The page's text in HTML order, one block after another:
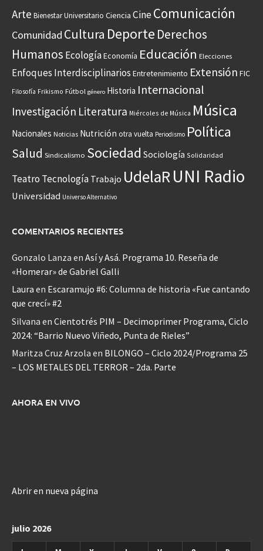
Arte Bienestar Universitario Ciencia CineComunicación
Comunidad Cultura Deporte Derechos
Humanos EcologíaEconomía Educación Elecciones
Enfoques Interdisciplinarios Entretenimiento Extensión FIC
Filosofía Frikismo Fútbol género Historia Internacional
Investigación Literatura Miércoles de Música Música
Nacionales Noticias Nutrición otra vuelta Periodismo Política
Salud Sindicalismo Sociedad Sociología Solidaridad
Teatro Tecnología Trabajo UdelaRUNI Radio
Universidad Universo Alternativo
COMENTARIOS RECIENTES
Gonzalo Lanza en Así y Asá. Programa 10. Reseña de
«Homerar» de Gabriel Galli
Laura en Escaramujo #6: Columna de historia «Fue cantando
que crecí» #2
Silvana en Cientotrés PIM – Decimoprimer Programa, Ciclo
2024: “Barrio Nuevo Viñedo, Punta de Rieles”
Maritza Cruz Arzola en BILONGO – Ciclo 2024/Programa 25
– LOS METALES DEL TERROR – 2da. Parte
AHORA EN VIVO
Abrir en nueva página
julio 2026